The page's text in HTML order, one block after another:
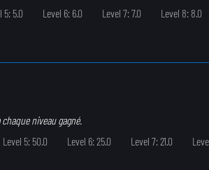
5: 5.0 Level 6: 6.0 Level 7: 7.0 Level 8: 8.0
niveau gagné.
Level 5: 50.0 Level 6: 25.0 Level 7: 21.0